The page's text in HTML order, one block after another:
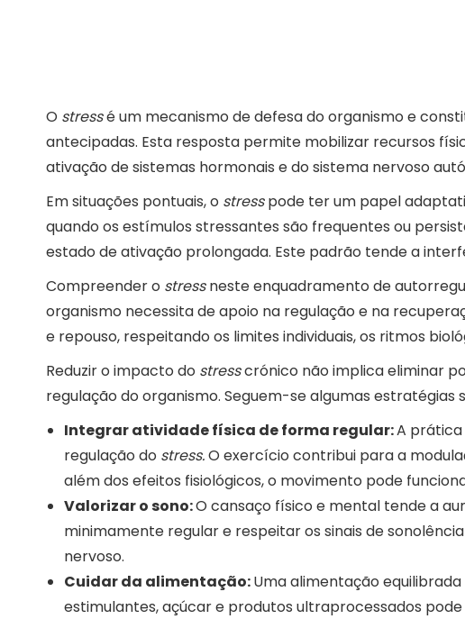
O stressé um mecanismo de defesa do organismo e
antecipadas. Esta resposta permite mobilizar recursos
ativação de sistemas hormonais e do sistema nervoso
Em situações pontuais, o stresspode ter um papel
quando os estímulos stressantes são frequentes ou
estado de ativação prolongada. Este padrão tende a
Compreender o stressneste enquadramento de
organismo necessita de apoio na regulação e na
e repouso, respeitando os limites individuais, os ritmos
Reduzir o impacto do stresscrónico não implica eliminar
regulação do organismo. Seguem-se algumas estratégias
Integrar atividade física de forma regular:A prática
regulação do stress.O exercício contribui para a
além dos efeitos fisiológicos, o movimento pode
Valorizar o sono:O cansaço físico e mental tende a
minimamente regular e respeitar os sinais de
nervoso.
Cuidar da alimentação:Uma alimentação
estimulantes, açúcar e produtos ultraprocessados